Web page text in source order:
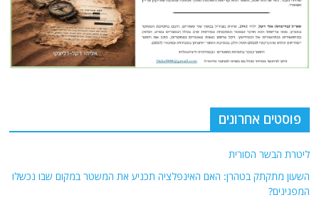
פוסטים אחרונים
ליטרת הבשר הסורית
השעון מתקתק בטהרן: האם האינפלציה תכניע את המשטר במקום שבו נכשלו
המפגינים?